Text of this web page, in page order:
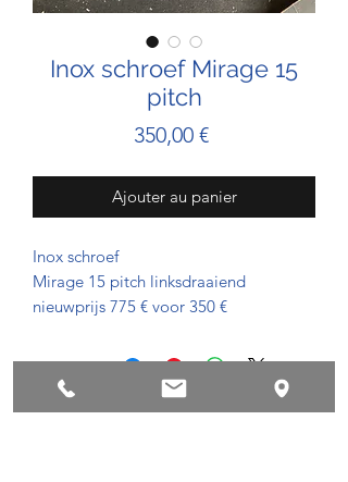
Inox schroef Mirage 15
pitch
350,00 €Prix
Ajouter au panier
Inox schroef
Mirage 15 pitch linksdraaiend
nieuwprijs 775 € voor 350 €
conditions de privacy